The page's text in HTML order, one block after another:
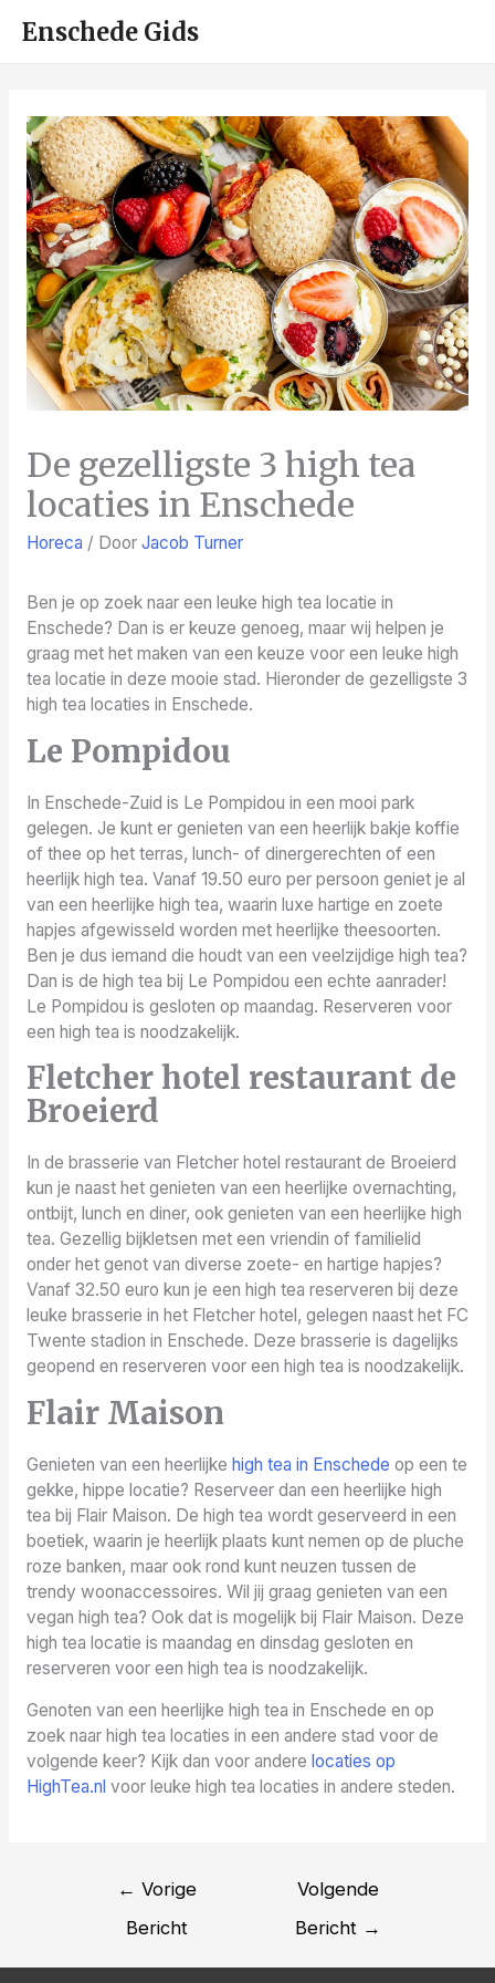
Enschede Gids
De gezelligste 3 high tea
locaties in Enschede
Horeca / Door Jacob Turner
Ben je op zoek naar een leuke high tea locatie in
Enschede? Dan is er keuze genoeg, maar wij helpen je
graag met het maken van een keuze voor een leuke high
tea locatie in deze mooie stad. Hieronder de gezelligste 3
high tea locaties in Enschede.
Le Pompidou
In Enschede-Zuid is Le Pompidou in een mooi park
gelegen. Je kunt er genieten van een heerlijk bakje koffie
of thee op het terras, lunch- of dinergerechten of een
heerlijk high tea. Vanaf 19.50 euro per persoon geniet je al
van een heerlijke high tea, waarin luxe hartige en zoete
hapjes afgewisseld worden met heerlijke theesoorten.
Ben je dus iemand die houdt van een veelzijdige high tea?
Dan is de high tea bij Le Pompidou een echte aanrader!
Le Pompidou is gesloten op maandag. Reserveren voor
een high tea is noodzakelijk.
Fletcher hotel restaurant de
Broeierd
In de brasserie van Fletcher hotel restaurant de Broeierd
kun je naast het genieten van een heerlijke overnachting,
ontbijt, lunch en diner, ook genieten van een heerlijke high
tea. Gezellig bijkletsen met een vriendin of familielid
onder het genot van diverse zoete- en hartige hapjes?
Vanaf 32.50 euro kun je een high tea reserveren bij deze
leuke brasserie in het Fletcher hotel, gelegen naast het FC
Twente stadion in Enschede. Deze brasserie is dagelijks
geopend en reserveren voor een high tea is noodzakelijk.
Flair Maison
Genieten van een heerlijke high tea in Enschede op een te
gekke, hippe locatie? Reserveer dan een heerlijke high
tea bij Flair Maison. De high tea wordt geserveerd in een
boetiek, waarin je heerlijk plaats kunt nemen op de pluche
roze banken, maar ook rond kunt neuzen tussen de
trendy woonaccessoires. Wil jij graag genieten van een
vegan high tea? Ook dat is mogelijk bij Flair Maison. Deze
high tea locatie is maandag en dinsdag gesloten en
reserveren voor een high tea is noodzakelijk.
Genoten van een heerlijke high tea in Enschede en op
zoek naar high tea locaties in een andere stad voor de
volgende keer? Kijk dan voor andere locaties op
HighTea.nl voor leuke high tea locaties in andere steden.
Bericht
navigatie
← Vorige
Bericht
Volgende
Bericht →